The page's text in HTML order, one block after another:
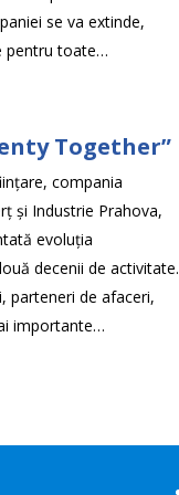
se va extinde,
pentru toate…
Together”
compania
și Industrie Prahova,
evoluția
decenii de activitate.
parteneri de afaceri,
importante…